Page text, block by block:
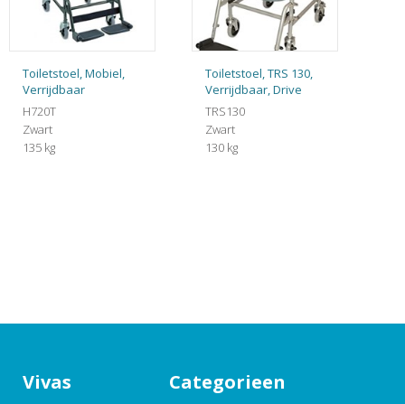
Toiletstoel, Mobiel,
Verrijdbaar
H720T
Zwart
135 kg
Toiletstoel, TRS 130,
Verrijdbaar, Drive
TRS130
Zwart
130 kg
Vivas Categorieen